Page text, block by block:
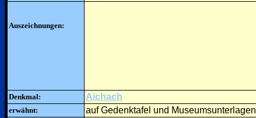
Auszeichnungen:
Denkmal: Aichach
erwähnt: auf Gedenktafel und Museumsunterlagen